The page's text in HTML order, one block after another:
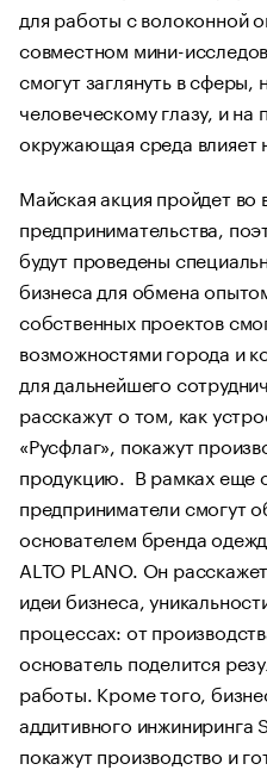
для работы с волоконной
совместном мини-
смогут заглянуть в сферы,
человеческому глазу, и на
окружающая среда влияет
Майская акция пройдет
предпринимательства,
будут проведены
бизнеса для обмена
собственных проектов
возможностями города и
для дальнейшего
расскажут о том, как
«Русфлаг», покажут
продукцию. В рамках еще
предприниматели смогут
основателем бренда
ALTO PLANO. Он
идеи бизнеса,
процессах: от
основатель поделится
работы. Кроме того,
аддитивного инжиниринга
покажут производство и